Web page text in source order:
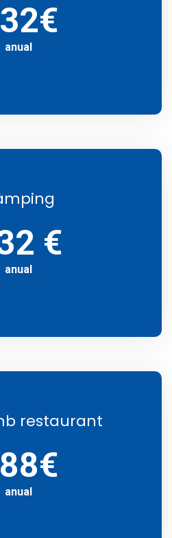
anual
€
anual
restaurant
anual